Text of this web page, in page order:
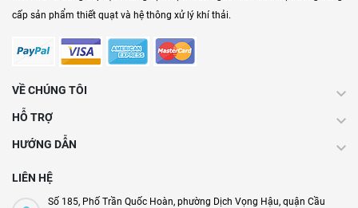
cấp sản phẩm thiết quạt và hệ thông xử lý khí thải.
VỀ CHÚNG TÔI
HỖ TRỢ
HƯỚNG DẪN
LIÊN HỆ
Số 185, Phố Trần Quốc Hoàn, phường Dịch Vọng Hậu, quận Cầu